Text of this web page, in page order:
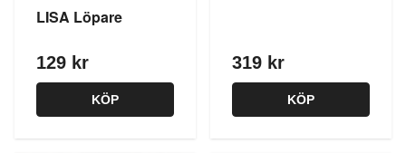
LISA Löpare
129 kr
KÖP
319 kr
KÖP